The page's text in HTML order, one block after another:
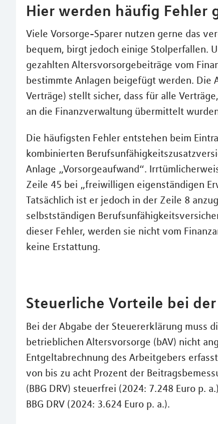
Hier werden häufig Fehler
Viele Vorsorge-Sparer nutzen gerne das
bequem, birgt jedoch einige Stolperfallen.
gezahlten Altersvorsorgebeiträge vom
bestimmte Anlagen beigefügt werden. Die
Verträge) stellt sicher, dass für alle
an die Finanzverwaltung übermittelt
Die häufigsten Fehler entstehen beim
kombinierten
Anlage „Vorsorgeaufwand“.
Zeile 45 bei „freiwilligen eigenständigen
Tatsächlich ist er jedoch in der Zeile 8
selbstständigen
dieser Fehler, werden sie nicht vom
keine Erstattung.
Steuerliche Vorteile bei
Bei der Abgabe der Steuererklärung muss
betrieblichen Altersvorsorge (bAV) nicht
Entgeltabrechnung des Arbeitgebers
von bis zu acht Prozent der
(BBG DRV) steuerfrei (2024: 7.248 Euro p.
BBG DRV (2024: 3.624 Euro p. a.).